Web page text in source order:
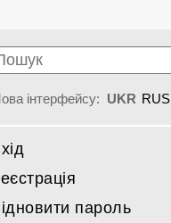
інтерфейсу: UKR RUS
пароль